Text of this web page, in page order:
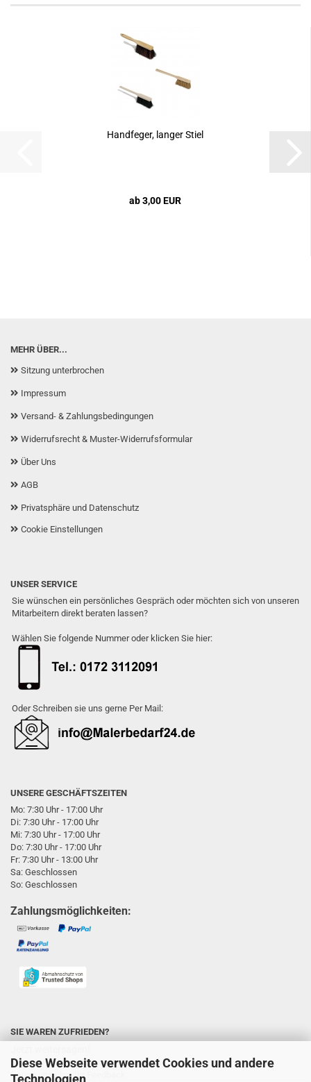
Diese Webseite verwendet Cookies und andere
Technologien
Handfeger, langer Stiel
ab 3,00 EUR
MEHR ÜBER...
Sitzung unterbrochen
Impressum
Versand- & Zahlungsbedingungen
Widerrufsrecht & Muster-Widerrufsformular
Über Uns
AGB
Privatsphäre und Datenschutz
Cookie Einstellungen
UNSER SERVICE
Sie wünschen ein persönliches Gespräch oder möchten sich von unseren
Mitarbeitern direkt beraten lassen?
Wählen Sie folgende Nummer oder klicken Sie hier:
Oder Schreiben sie uns gerne Per Mail:
UNSERE GESCHÄFTSZEITEN
Mo: 7:30 Uhr - 17:00 Uhr
Di: 7:30 Uhr - 17:00 Uhr
Mi: 7:30 Uhr - 17:00 Uhr
Do: 7:30 Uhr - 17:00 Uhr
Fr: 7:30 Uhr - 13:00 Uhr
Sa: Geschlossen
So: Geschlossen
Zahlungsmöglichkeiten:
SIE WAREN ZUFRIEDEN?
Sie unterstützen uns ungemein und wir
freuen uns über Ihr Feedback: